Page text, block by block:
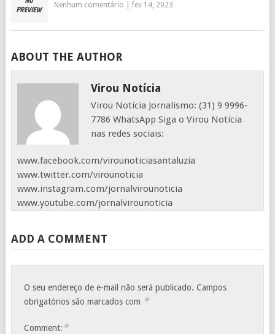
Nenhum comentário fev 14, 2023
ABOUT THE AUTHOR
Virou Notícia
Virou Notícia Jornalismo: (31) 9 9996-
7786 WhatsApp Siga o Virou Notícia
nas redes sociais:
www.facebook.com/virounoticiasantaluzia
www.twitter.com/virounoticia
www.instagram.com/jornalvirounoticia
www.youtube.com/jornalvirounoticia
ADD A COMMENT
O seu endereço de e-mail não será publicado. Campos
obrigatórios são marcados com *
Comment: *